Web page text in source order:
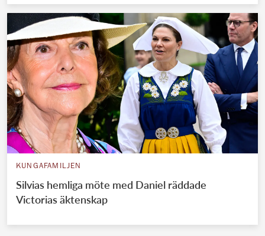
KUNGAFAMILJEN
Silvias hemliga möte med Daniel räddade
Victorias äktenskap